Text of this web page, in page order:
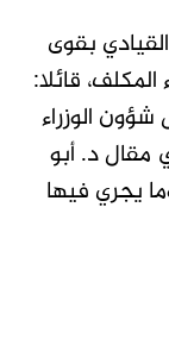
بقوى
المكلف، قائلا:
الوزراء
مقال د. أبو
يجري فيها